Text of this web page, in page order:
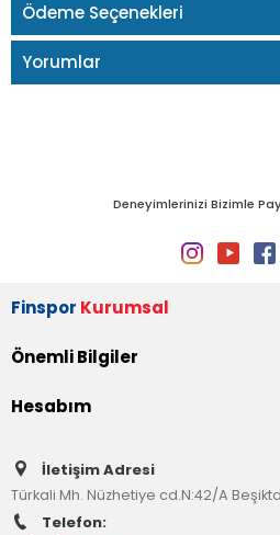
Ödeme Seçenekleri
Yorumlar
Deneyimlerinizi Bizimle
Finspor Kurumsal
Önemli Bilgiler
Hesabım
İletişim Adresi
Türkali Mh. Nüzhetiye cd.N:42/A
Telefon: